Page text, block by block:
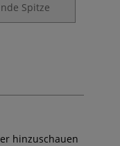
Spitze
hinzuschauen